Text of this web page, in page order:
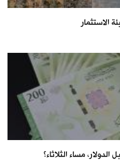
الاستثمار
مساء الثلاثاء؟